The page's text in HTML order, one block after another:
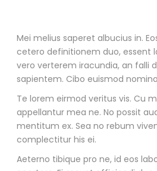
Mei melius saperet albucius in.
cetero definitionem duo, essent
vero verterem iracundia, an falli
sapientem. Cibo euismod
Te lorem eirmod veritus vis. Cu
appellantur mea ne. No possit
mentitum ex. Sea no rebum
complectitur his ei.
Aeterno tibique pro ne, id eos